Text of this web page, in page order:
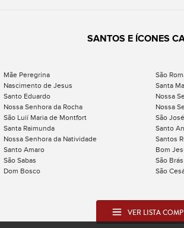
SANTOS E ÍCONES
Mãe Peregrina São
Nascimento de Jesus Santa
Santo Eduardo Nossa
Nossa Senhora da Rocha Nossa
São Luií Maria de Montfort São
Santa Raimunda Santo
Nossa Senhora da Natividade Santos
Santo Amaro Bom
São Sabas São Brás
Dom Bosco São
VER LISTA